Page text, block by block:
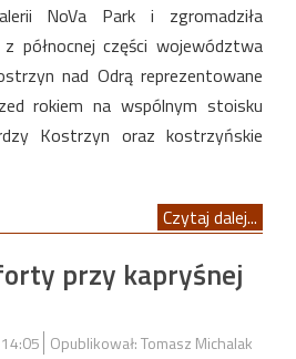
NoVa Park i zgromadziła
północnej części województwa
nad Odrą reprezentowane
rokiem na wspólnym stoisku
Kostrzyn oraz kostrzyńskie
Czytaj dalej...
przy kapryśnej
Opublikował: Tomasz Michalak